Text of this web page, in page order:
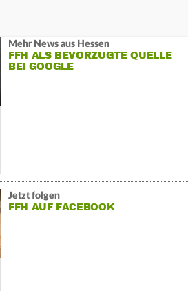
Mehr News aus Hessen
FFH ALS BEVORZUGTE QUELLE
BEI GOOGLE
Jetzt folgen
FFH AUF FACEBOOK